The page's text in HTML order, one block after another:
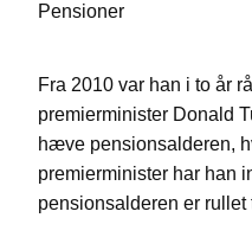
Pensioner
Fra 2010 var han i to år
premierminister Donald
hæve pensionsalderen,
premierminister har han
pensionsalderen er rullet